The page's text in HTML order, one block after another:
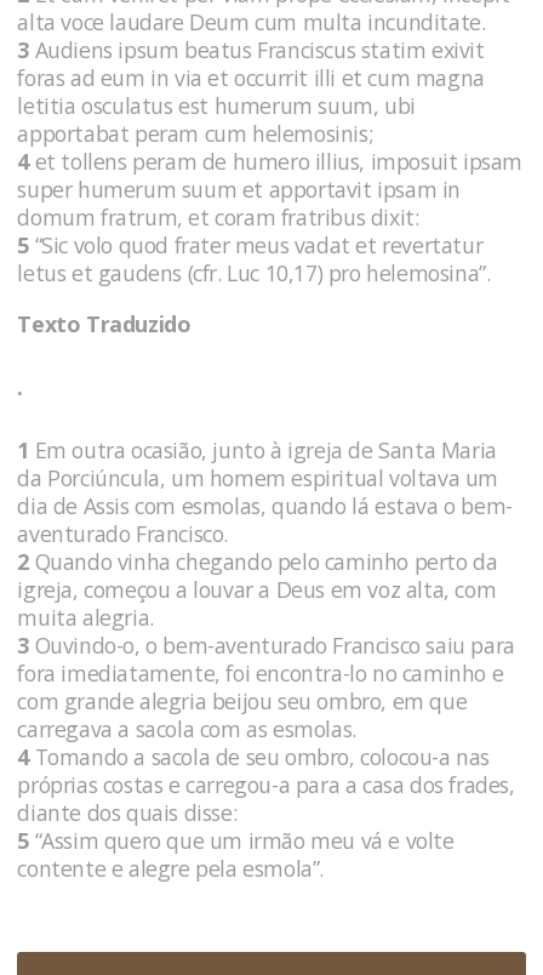
alta voce laudare Deum cum multa incunditate.
3 Audiens ipsum beatus Franciscus statim exivit
foras ad eum in via et occurrit illi et cum magna
letitia osculatus est humerum suum, ubi
apportabat peram cum helemosinis;
4et tollens peram de humero illius, imposuit ipsam
super humerum suum et apportavit ipsam in
domum fratrum, et coram fratribus dixit:
5 “Sic volo quod frater meus vadat et revertatur
letus et gaudens (cfr. Luc 10,17) pro helemosina”.
Texto Traduzido
.
1 Em outra ocasião, junto à igreja de Santa Maria
da Porciúncula, um homem espiritual voltava um
dia de Assis com esmolas, quando lá estava o bem-
aventurado Francisco.
2 Quando vinha chegando pelo caminho perto da
igreja, começou a louvar a Deus em voz alta, com
muita alegria.
3 Ouvindo-o, o bem-aventurado Francisco saiu para
fora imediatamente, foi encontra-lo no caminho e
com grande alegria beijou seu ombro, em que
carregava a sacola com as esmolas.
4Tomando a sacola de seu ombro, colocou-a nas
próprias costas e carregou-a para a casa dos frades,
diante dos quais disse:
5 “Assim quero que um irmão meu vá e volte
contente e alegre pela esmola”.